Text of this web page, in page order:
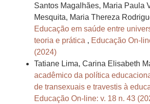
Santos Magalhães, Maria Paula
Mesquita, Maria Thereza
Educação em saúde entre
teoria e prática , Educação On-
(2024)
Tatiane Lima, Carina Elisabeth
acadêmico da política
de transexuais e travestis à
Educação On-line: v. 18 n. 43